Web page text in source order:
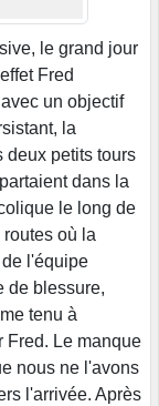
le grand jour
Fred
un objectif
la
deux petits tours
dans la
le long de
où la
l'équipe
de blessure,
tenu à
Fred. Le manque
nous ne l'avons
l'arrivée. Après